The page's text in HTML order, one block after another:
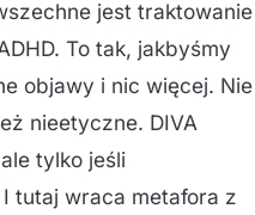
jest traktowanie
To tak, jakbyśmy
objawy i nic więcej. Nie
nieetyczne. DIVA
tylko jeśli
tutaj wraca metafora z